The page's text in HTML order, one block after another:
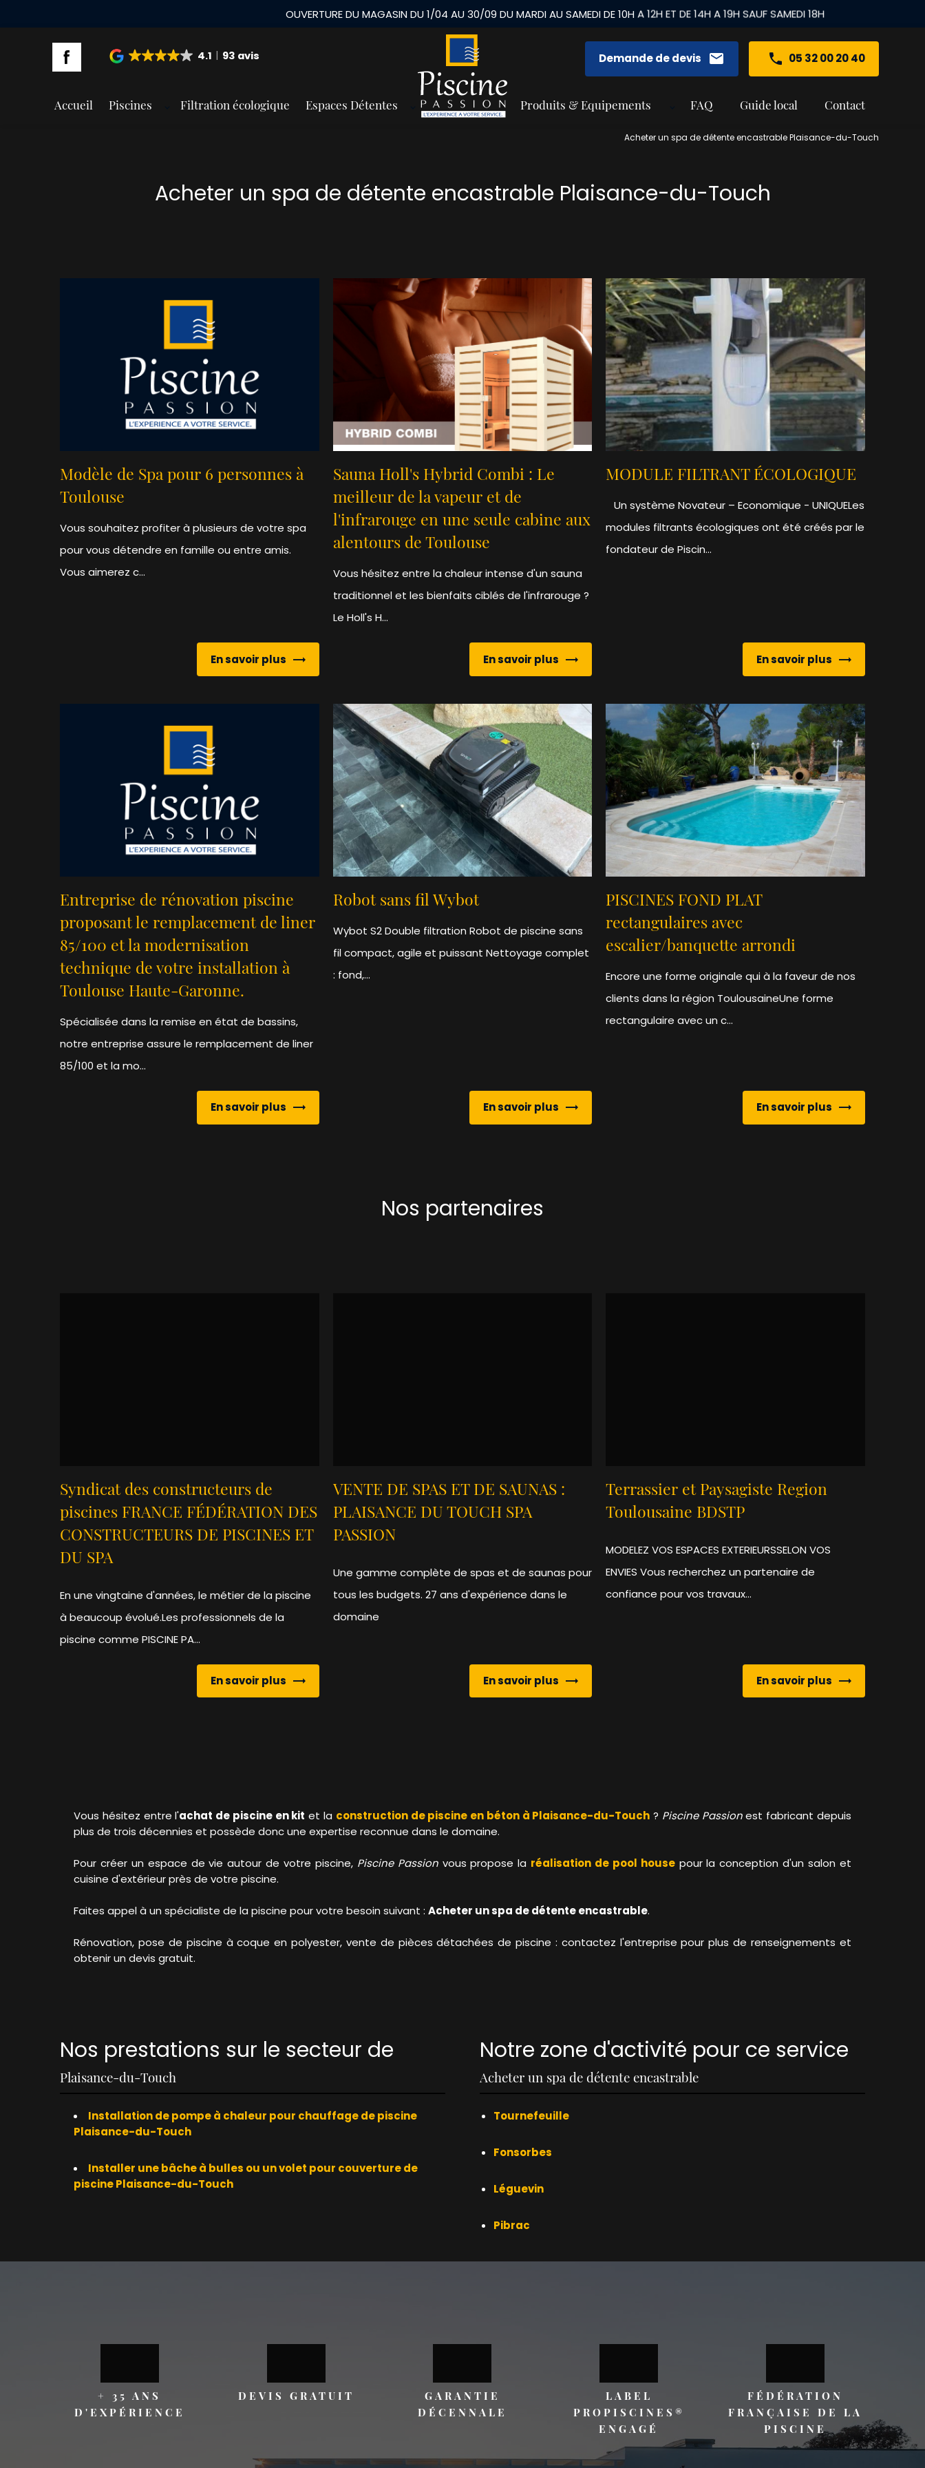
4.1 93 avis
Accueil Piscines Filtration écologique Espaces Détentes
Demande de devis mail 05 32 00 20 40
Produits & Equipements FAQ Guide local Contact
Acheter un spa de détente encastrable Plaisance-du-Touch
Acheter un spa de détente encastrable Plaisance-du-Touch
Modèle de Spa pour 6 personnes à
Toulouse
Vous souhaitez profiter à plusieurs de votre spa
pour vous détendre en famille ou entre amis.
Vous aimerez c...
En savoir plus
Sauna Holl's Hybrid Combi : Le
meilleur de la vapeur et de
l'infrarouge en une seule cabine aux
alentours de Toulouse
Vous hésitez entre la chaleur intense d'un sauna
traditionnel et les bienfaits ciblés de l'infrarouge ?
Le Holl's H...
En savoir plus
MODULE FILTRANT ÉCOLOGIQUE
Un système Novateur – Economique - UNIQUELes
modules filtrants écologiques ont été créés par le
fondateur de Piscin...
En savoir plus
Entreprise de rénovation piscine
proposant le remplacement de liner
85/100 et la modernisation
technique de votre installation à
Toulouse Haute-Garonne.
Spécialisée dans la remise en état de bassins,
notre entreprise assure le remplacement de liner
85/100 et la mo...
En savoir plus
Robot sans fil Wybot
Wybot S2 Double filtration Robot de piscine sans
fil compact, agile et puissant Nettoyage complet
: fond,...
En savoir plus
PISCINES FOND PLAT
rectangulaires avec
escalier/banquette arrondi
Encore une forme originale qui à la faveur de nos
clients dans la région ToulousaineUne forme
rectangulaire avec un c...
En savoir plus
Nos partenaires
Syndicat des constructeurs de
piscines FRANCE FÉDÉRATION DES
CONSTRUCTEURS DE PISCINES ET
DU SPA
En une vingtaine d'années, le métier de la piscine
à beaucoup évolué.Les professionnels de la
piscine comme PISCINE PA...
En savoir plus
VENTE DE SPAS ET DE SAUNAS :
PLAISANCE DU TOUCH SPA
PASSION
Une gamme complète de spas et de saunas pour
tous les budgets. 27 ans d'expérience dans le
domaine
En savoir plus
Terrassier et Paysagiste Region
Toulousaine BDSTP
MODELEZ VOS ESPACES EXTERIEURSSELON VOS
ENVIES Vous recherchez un partenaire de
confiance pour vos travaux...
En savoir plus
Vous hésitez entre l'achat de piscine en kit et la construction de piscine en béton à Plaisance-du-Touch ? Piscine Passionest fabricant depuis
plus de trois décennies et possède donc une expertise reconnue dans le domaine.
Pour créer un espace de vie autour de votre piscine, Piscine Passionvous propose la réalisation de pool housepour la conception d'un salon et
cuisine d'extérieur près de votre piscine.
Faites appel à un spécialiste de la piscine pour votre besoin suivant :Acheter un spa de détente encastrable.
Rénovation, pose de piscine à coque en polyester, vente de pièces détachées de piscine : contactez l'entreprise pour plus de renseignements et
obtenir un devis gratuit.
Nos prestations sur le secteur de
Plaisance-du-Touch
Installation de pompe à chaleur pour chauffage de piscine
Plaisance-du-Touch
Installer une bâche à bulles ou un volet pour couverture de
piscine Plaisance-du-Touch
Notre zone d'activité pour ce service
Acheter un spa de détente encastrable
Tournefeuille
Fonsorbes
Léguevin
Pibrac
+ 35 ANS
D'EXPÉRIENCE
DEVIS GRATUIT
GARANTIE
DÉCENNALE
LABEL
PROPISCINES®
ENGAGÉ
FÉDÉRATION
FRANÇAISE DE LA
PISCINE